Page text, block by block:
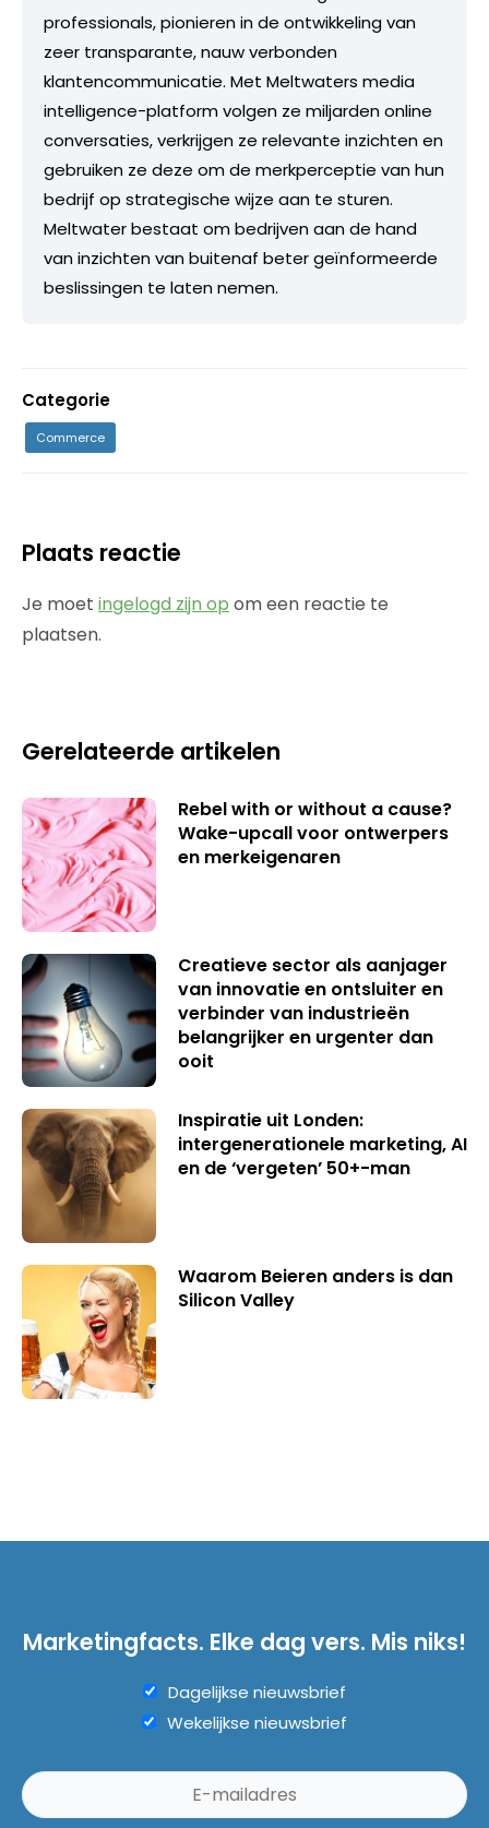
professionals, pionieren in de ontwikkeling van
zeer transparante, nauw verbonden
klantencommunicatie. Met Meltwaters media
intelligence-platform volgen ze miljarden online
conversaties, verkrijgen ze relevante inzichten en
gebruiken ze deze om de merkperceptie van hun
bedrijf op strategische wijze aan te sturen.
Meltwater bestaat om bedrijven aan de hand
van inzichten van buitenaf beter geïnformeerde
beslissingen te laten nemen.
Categorie
Commerce
Plaats reactie
Je moet ingelogd zijn op om een reactie te
plaatsen.
Gerelateerde artikelen
Rebel with or without a cause?
Wake-upcall voor ontwerpers
en merkeigenaren
Creatieve sector als aanjager
van innovatie en ontsluiter en
verbinder van industrieën
belangrijker en urgenter dan
ooit
Inspiratie uit Londen:
intergenerationele marketing, AI
en de ‘vergeten’ 50+-man
Waarom Beieren anders is dan
Silicon Valley
Marketingfacts. Elke dag vers. Mis niks!
Dagelijkse nieuwsbrief
Wekelijkse nieuwsbrief